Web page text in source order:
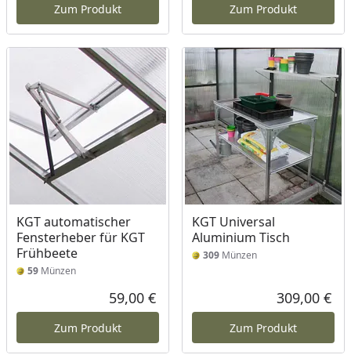
Zum Produkt Zum Produkt
KGT automatischer
Fensterheber für KGT
Frühbeete
59 Münzen
Aktueller Preis
59,00 €
Zum Produkt
KGT Universal
Aluminium Tisch
309Münzen
309,00 €
Zum Produkt